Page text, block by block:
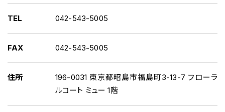
TEL 042-543-5005
FAX 042-543-5005
住所
196-0031 東京都昭島市福島町3-13-7 フローラ
ルコート ミュー 1階